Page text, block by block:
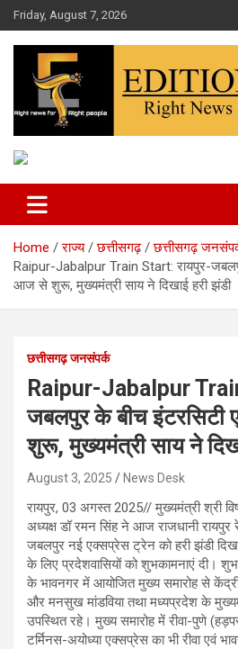
Skip
to
content
Friday, August 7, 2026
Edition Today
Home राज्य छत्तीसगढ़
छत्तीसगढ़
Raipur-Jabalpur Train Start: रायपुर-
आज से शुरू, मुख्यमंत्री साय ने दिखाई हरी झंडी
छत्तीसगढ़ जनसंपर्क
Raipur-Jabalpur
जबलपुर के बीच
शुरू, मुख्यमंत्री साय ने
August 3, 2025 News Desk
रायपुर, 03 अगस्त 2025// मुख्यमंत्री श्री
अध्यक्ष डॉ रमन सिंह ने आज राजधानी
जबलपुर नई एक्सप्रेस ट्रेन को हरी झंडी
के लिए प्रदेशवासियों को शुभकामनाएं दी।
के भावनगर में आयोजित मुख्य समारोह से
और मनसुख मांडविया तथा मध्यप्रदेश के
उपस्थित रहे। मुख्य समारोह में रीवा-पुणे
टर्मिनस-अयोध्या एक्सप्रेस का भी रीवा एवं